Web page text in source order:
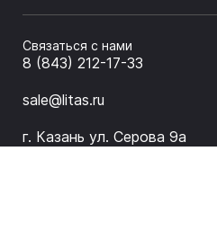
Связаться с нами
8 (843) 212-17-33
sale@litas.ru
г. Казань ул. Серова 9а